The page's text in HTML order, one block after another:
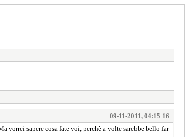
09-11-2011, 04:15 16
vorrei sapere cosa fate voi, perchè a volte sarebbe bello far